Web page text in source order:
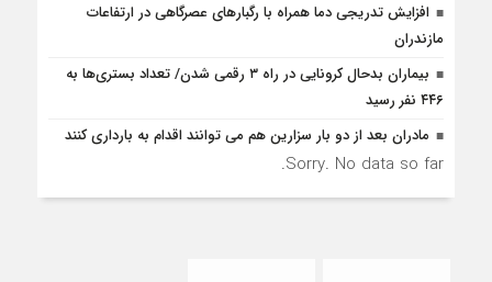
افزایش تدریجی دما همراه با رگبارهای عصرگاهی در ارتفاعات
مازندران
بیماران بدحال کرونایی در راه ۳ رقمی شدن/ تعداد بستری‌ها به
۴۴۶ نفر رسید
مادران بعد از دو بار سزارین هم می توانند اقدام به بارداری کنند
Sorry. No data so far.